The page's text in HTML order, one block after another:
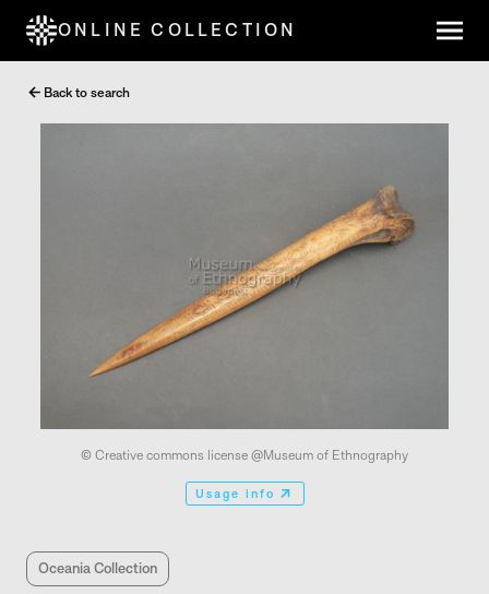
ONLINE COLLECTION
Back to search
© Creative commons license @Museum of Ethnography
Usage info
Oceania Collection